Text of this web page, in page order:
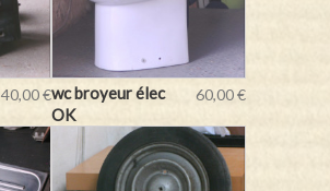
40,00 €wc broyeur élec
OK
60,00 €